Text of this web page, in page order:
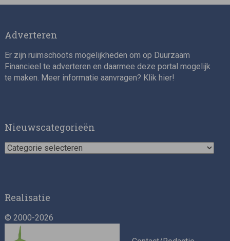
Asset Management Internship – Responsible
Adverteren
Er zijn ruimschoots mogelijkheden om op Duurzaam
Financieel te adverteren en daarmee deze portal mogelijk
te maken. Meer informatie aanvragen? Klik hier!
Nieuwscategorieën
Nieuwscategorieën
Realisatie
© 2000-2026